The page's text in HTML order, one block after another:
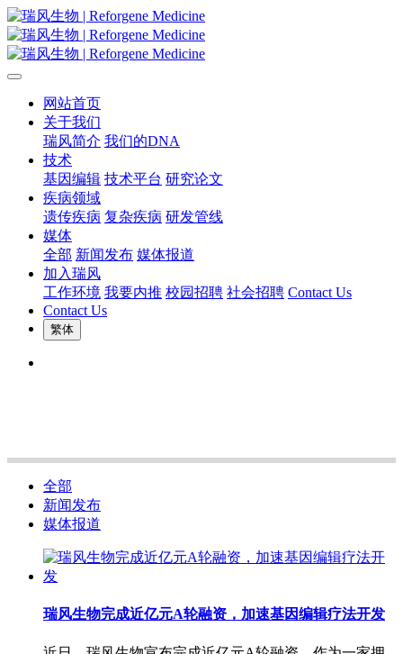
网站首页
关于我们
瑞风简介 我们的DNA
技术
基因编辑 技术平台 研究论文
疾病领域
遗传疾病 复杂疾病 研发管线
媒体
全部 新闻发布 媒体报道
加入瑞风
工作环境 我要内推 校园招聘 社会招聘 Contact Us
Contact Us
繁体
全部
新闻发布
媒体报道
瑞风生物完成近亿元A轮融资，加速基因编辑疗法开发